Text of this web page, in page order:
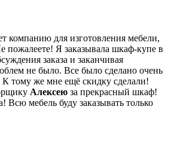
компанию для изготовления мебели,
пожалеете! Я заказывала шкаф-купе в
заказа и заканчивая
не было. Все было сделано очень
К тому же мне ещё скидку сделали!
Алексею за прекрасный шкаф!
Всю мебель буду заказывать только